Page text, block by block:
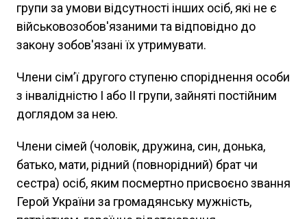
групи за умови відсутності інших осіб, які не є
військовозобов'язаними та відповідно до
закону зобов'язані їх утримувати.
Члени сім’ї другого ступеню споріднення особи
з інвалідністю I або ІІ групи, зайняті постійним
доглядом за нею.
Члени сімей (чоловік, дружина, син, донька,
батько, мати, рідний (повнорідний) брат чи
сестра) осіб, яким посмертно присвоєно звання
Герой України за громадянську мужність,